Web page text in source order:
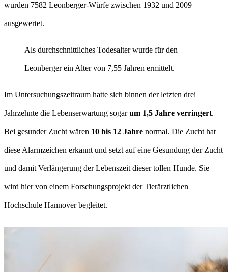
wurden 7582 Leonberger-Würfe zwischen 1932 und 2009
ausgewertet.
Als durchschnittliches Todesalter wurde für den
Leonberger ein Alter von 7,55 Jahren ermittelt.
Im Untersuchungszeitraum hatte sich binnen der letzten drei
Jahrzehnte die Lebenserwartung sogarum 1,5 Jahre verringert.
Bei gesunder Zucht wären 10 bis 12 Jahre normal. Die Zucht hat
diese Alarmzeichen erkannt und setzt auf eine Gesundung der Zucht
und damit Verlängerung der Lebenszeit dieser tollen Hunde. Sie
wird hier von einem Forschungsprojekt der Tierärztlichen
Hochschule Hannover begleitet.